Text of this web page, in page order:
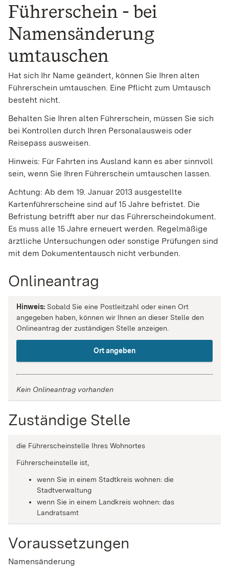
Führerschein - bei
Namensänderung
umtauschen
Hat sich Ihr Name geändert, können Sie Ihren alten
Führerschein umtauschen. Eine Pflicht zum Umtausch
besteht nicht.
Behalten Sie Ihren alten Führerschein, müssen Sie sich
bei Kontrollen durch Ihren Personalausweis oder
Reisepass ausweisen.
Hinweis: Für Fahrten ins Ausland kann es aber sinnvoll
sein, wenn Sie Ihren Führerschein umtauschen lassen.
Achtung: Ab dem 19. Januar 2013 ausgestellte
Kartenführerscheine sind auf 15 Jahre befristet. Die
Befristung betrifft aber nur das Führerscheindokument.
Es muss alle 15 Jahre erneuert werden. Regelmäßige
ärztliche Untersuchungen oder sonstige Prüfungen sind
mit dem Dokumententausch nicht verbunden.
Onlineantrag
Hinweis: Sobald Sie eine Postleitzahl oder einen Ort
angegeben haben, können wir Ihnen an dieser Stelle den
Onlineantrag der zuständigen Stelle anzeigen.
Ort angeben
Kein Onlineantrag vorhanden
Zuständige Stelle
die Führerscheinstelle Ihres Wohnortes
Führerscheinstelle ist,
wenn Sie in einem Stadtkreis wohnen: die
Stadtverwaltung
wenn Sie in einem Landkreis wohnen: das
Landratsamt
Voraussetzungen
Namensänderung